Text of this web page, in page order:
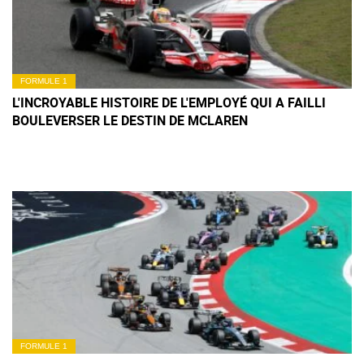
FORMULE 1
L'INCROYABLE HISTOIRE DE L'EMPLOYÉ QUI A FAILLI
BOULEVERSER LE DESTIN DE MCLAREN
FORMULE 1